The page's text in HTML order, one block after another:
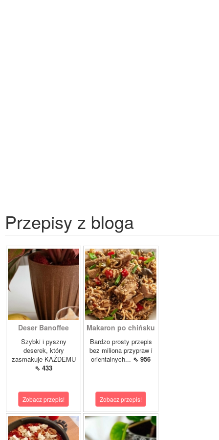
Przepisy z bloga
Deser Banoffee
Szybki i pyszny
deserek, który
zasmakuje KAŻDEMU
⇖ 433
Zobacz przepis!
Makaron po chińsku
Bardzo prosty przepis
bez miliona przypraw i
orientalnych... ⇖ 956
Zobacz przepis!